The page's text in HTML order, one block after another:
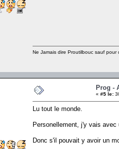
Ne Jamais dire Proutilbouc sauf pour
Prog -
« #5 le:
Lu tout le monde.
Personellement, j'y vais
Donc s'il pouvait y avoir un